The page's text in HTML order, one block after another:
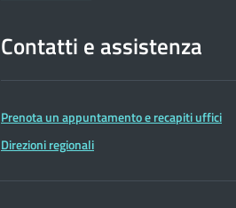
Contatti e assistenza
Prenota un appuntamento e recapiti uffici
Direzioni regionali